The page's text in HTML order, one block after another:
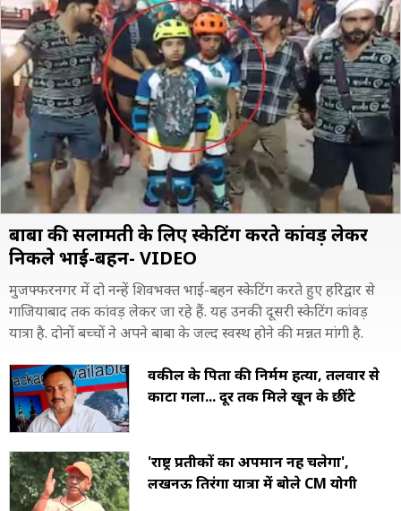
बाबा की सलामती के लिए स्केटिंग करते कांवड़ लेकर
निकले भाई-बहन- VIDEO
मुजफ्फरनगर में दो नन्हें शिवभक्त भाई-बहन स्केटिंग करते हुए हरिद्वार से
गाजियाबाद तक कांवड़ लेकर जा रहे हैं. यह उनकी दूसरी स्केटिंग कांवड़
यात्रा है. दोनों बच्चों ने अपने बाबा के जल्द स्वस्थ होने की मन्नत मांगी है.
वकील के पिता की निर्मम हत्या, तलवार से
काटा गला... दूर तक मिले खून के छींटे
'राष्ट्र प्रतीकों का अपमान नहीं चलेगा',
लखनऊ तिरंगा यात्रा में बोले CM योगी